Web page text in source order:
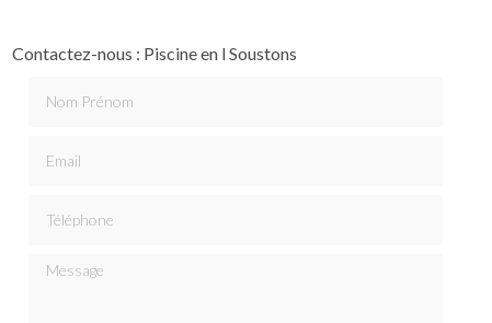
Contactez-nous : Piscine en l Soustons
Message